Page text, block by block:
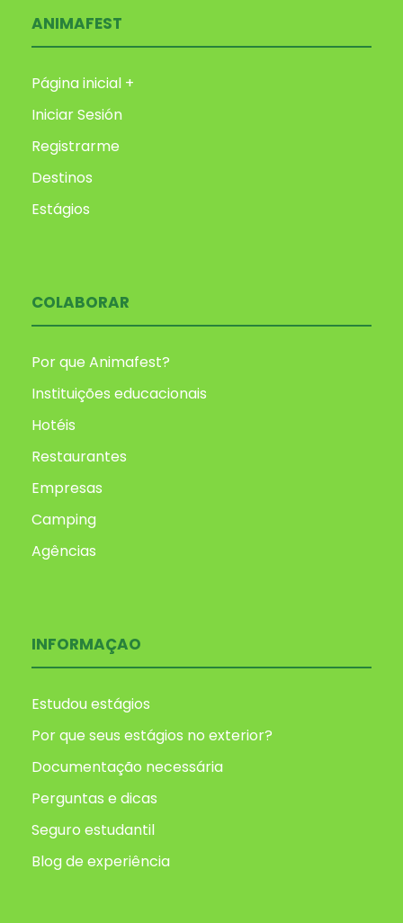
ANIMAFEST
Página inicial +
Iniciar Sesión
Registrarme
Destinos
Estágios
COLABORAR
Por que Animafest?
Instituições educacionais
Hotéis
Restaurantes
Empresas
Camping
Agências
INFORMAÇAO
Estudou estágios
Por que seus estágios no exterior?
Documentação necessária
Perguntas e dicas
Seguro estudantil
Blog de experiência